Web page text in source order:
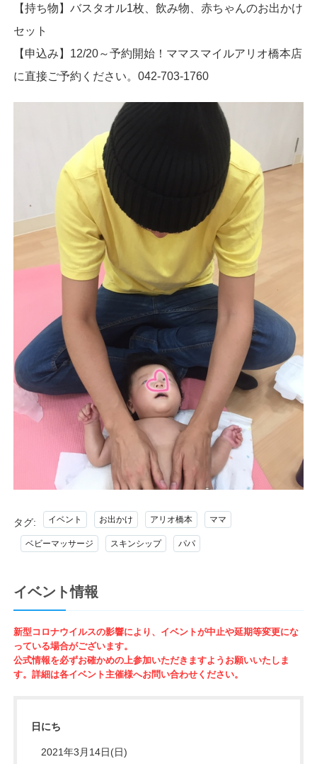
【持ち物】バスタオル1枚、飲み物、赤ちゃんのお出かけ
セット
【申込み】12/20～予約開始！ママスマイルアリオ橋本店
に直接ご予約ください。042-703-1760
タグ: イベント お出かけ アリオ橋本 ママ
ベビーマッサージ スキンシップ パパ
イベント情報
新型コロナウイルスの影響により、イベントが中止や延期等変更にな
っている場合がございます。
公式情報を必ずお確かめの上参加いただきますようお願いいたしま
す。詳細は各イベント主催様へお問い合わせください。
日にち
2021年3月14日(日)